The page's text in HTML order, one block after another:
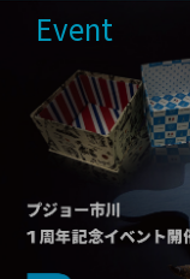
Event